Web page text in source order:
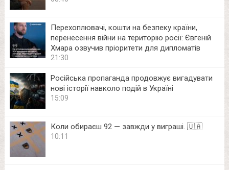
Перехоплювачі, кошти на безпеку країни,
перенесення війни на територію росії: Євгеній
Хмара озвучив пріоритети для дипломатів
21:30
Російська пропаганда продовжує вигадувати
нові історії навколо подій в Україні
15:09
Коли обираєш 92 — завжди у виграші. 🇺🇦
10:11